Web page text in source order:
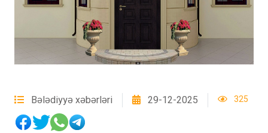
Bələdiyyə xəbərləri 29-12-2025 325